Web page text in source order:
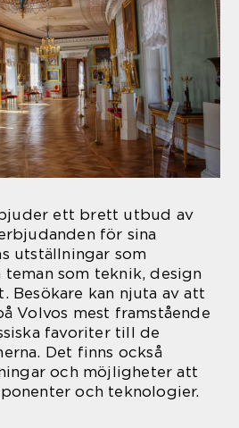
ett brett utbud av
för sina
utställningar som
som teknik, design
Besökare kan njuta av att
Volvos mest framstående
favoriter till de
Det finns också
och möjligheter att
och teknologier.